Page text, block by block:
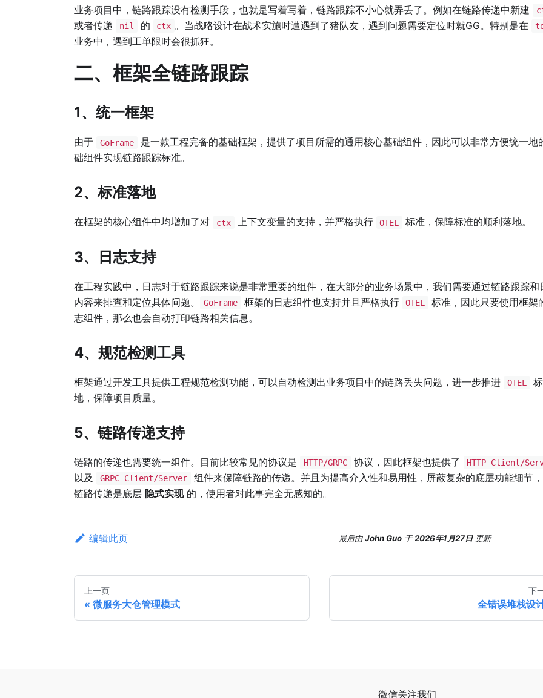
业务项目中，链路跟踪没有检测手段，也就是写着写着，链路跟踪不小心就弄丢了。例如在链路传递中新建
或者传递 nil 的 ctx 。当战略设计在战术实施时遭遇到了猪队友，遇到问题需要定位时就GG。特别是在
业务中，遇到工单限时会很抓狂。
二、框架全链路跟踪
1、统一框架
由于 GoFrame
是一款工程完备的基础框架，提供了项目所需的通用核心基础组件，因此可以非常方便统一地
础组件实现链路跟踪标准。
2、标准落地
在框架的核心组件中均增加了对 ctx 上下文变量的支持，并严格执行 OTEL 标准，保障标准的顺利落地。
3、日志支持
在工程实践中，日志对于链路跟踪来说是非常重要的组件，在大部分的业务场景中，我们需要通过链路跟踪和
内容来排查和定位具体问题。
GoFrame 框架的日志组件也支持并且严格执行 OTEL
标准，因此只要使用框架
志组件，那么也会自动打印链路相关信息。
4、规范检测工具
框架通过开发工具提供工程规范检测功能，可以自动检测出业务项目中的链路丢失问题，进一步推进 OTEL
地，保障项目质量。
5、链路传递支持
链路的传递也需要统一组件。目前比较常见的协议是 HTTP/GRPC 协议，因此框架也提供了 HTTP Client/
以及 GRPC Client/Server
组件来保障链路的传递。并且为提高介入性和易用性，屏蔽复杂的底层功能细节
链路传递是底层 隐式实现的，使用者对此事完全无感知的。
编辑此页 最后由John Guo 于2026年1月27日 更新
上一页
微服务大仓管理模式
下
全错误堆栈设
微信关注我们